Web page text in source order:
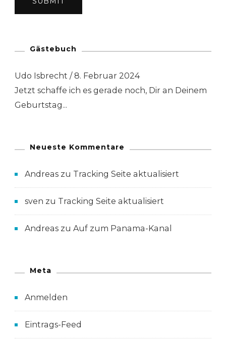
Gästebuch
Udo Isbrecht /8. Februar 2024
Jetzt schaffe ich es gerade noch, Dir an Deinem
Geburtstag...
Maria Nonfon/5. Dezember 2022
Hallo Andreas und Sandra, ich habe lange
nichts mehr von...
Neueste Kommentare
Andreas zu Tracking Seite aktualisiert
sven zu Tracking Seite aktualisiert
Andreas zu Auf zum Panama-Kanal
Meta
Anmelden
Eintrags-Feed